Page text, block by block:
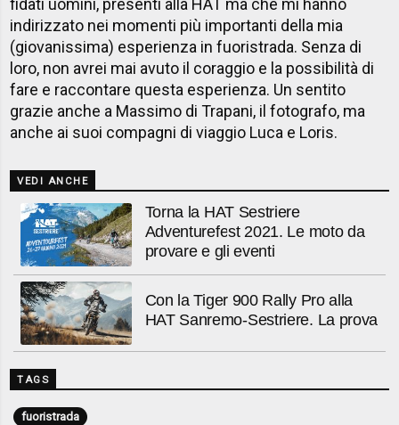
fidati uomini, presenti alla HAT ma che mi hanno
indirizzato nei momenti più importanti della mia
(giovanissima) esperienza in fuoristrada. Senza di
loro, non avrei mai avuto il coraggio e la possibilità di
fare e raccontare questa esperienza. Un sentito
grazie anche a Massimo di Trapani, il fotografo, ma
anche ai suoi compagni di viaggio Luca e Loris.
VEDI ANCHE
Torna la HAT Sestriere
Adventurefest 2021. Le moto da
provare e gli eventi
Con la Tiger 900 Rally Pro alla
HAT Sanremo-Sestriere. La prova
TAGS
fuoristrada